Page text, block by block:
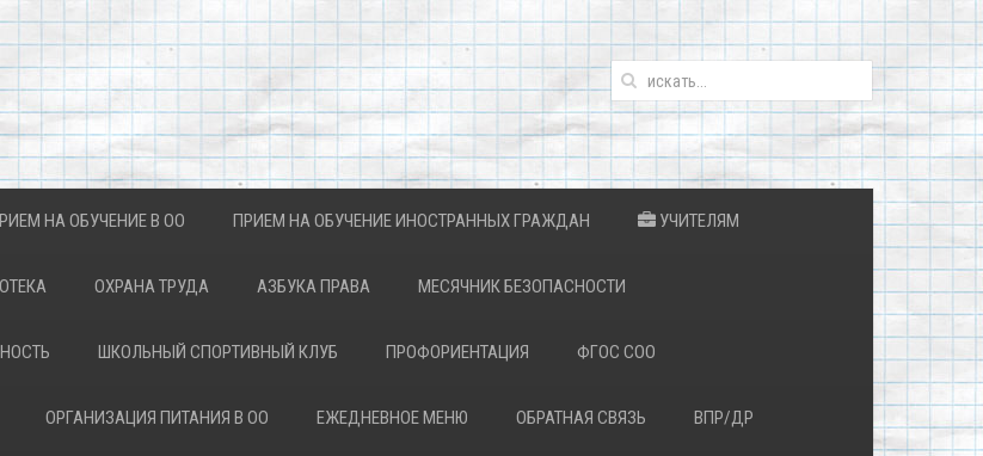
НА ОБУЧЕНИЕ В ОО ПРИЕМ НА ОБУЧЕНИЕ ИНОСТРАННЫХ ГРАЖДАН УЧИТЕЛЯМ
ОХРАНА ТРУДА АЗБУКА ПРАВА МЕСЯЧНИК БЕЗОПАСНОСТИ
ШКОЛЬНЫЙ СПОРТИВНЫЙ КЛУБ ПРОФОРИЕНТАЦИЯ ФГОС СОО
ОРГАНИЗАЦИЯ ПИТАНИЯ В ОО ЕЖЕДНЕВНОЕ МЕНЮ ОБРАТНАЯ СВЯЗЬ ВПР/ДР